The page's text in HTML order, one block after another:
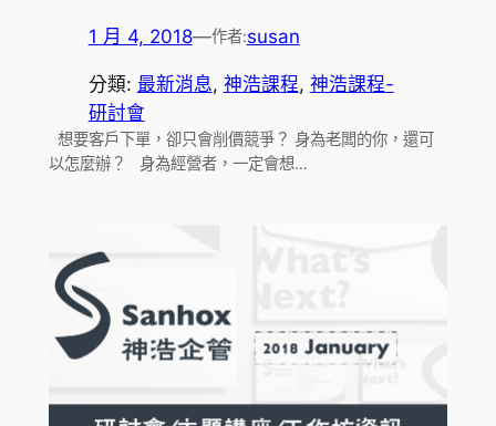
1 月 4, 2018—作者:susan
分類: 最新消息, 神浩課程, 神浩課程-
研討會
想要客戶下單，卻只會削價競爭？ 身為老闆的你，還可
以怎麼辦？ 身為經營者，一定會想…